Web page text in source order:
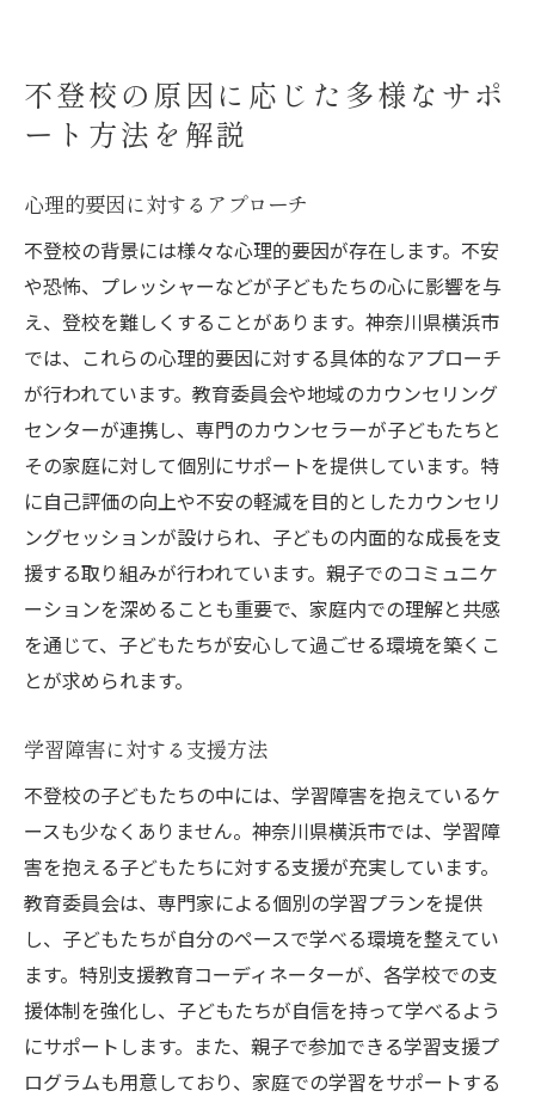
不登校の原因に応じた多様なサポ
ート方法を解説
心理的要因に対するアプローチ
不登校の背景には様々な心理的要因が存在します。不安
や恐怖、プレッシャーなどが子どもたちの心に影響を与
え、登校を難しくすることがあります。神奈川県横浜市
では、これらの心理的要因に対する具体的なアプローチ
が行われています。教育委員会や地域のカウンセリング
センターが連携し、専門のカウンセラーが子どもたちと
その家庭に対して個別にサポートを提供しています。特
に自己評価の向上や不安の軽減を目的としたカウンセリ
ングセッションが設けられ、子どもの内面的な成長を支
援する取り組みが行われています。親子でのコミュニケ
ーションを深めることも重要で、家庭内での理解と共感
を通じて、子どもたちが安心して過ごせる環境を築くこ
とが求められます。
学習障害に対する支援方法
不登校の子どもたちの中には、学習障害を抱えているケ
ースも少なくありません。神奈川県横浜市では、学習障
害を抱える子どもたちに対する支援が充実しています。
教育委員会は、専門家による個別の学習プランを提供
し、子どもたちが自分のペースで学べる環境を整えてい
ます。特別支援教育コーディネーターが、各学校での支
援体制を強化し、子どもたちが自信を持って学べるよう
にサポートします。また、親子で参加できる学習支援プ
ログラムも用意しており、家庭での学習をサポートする